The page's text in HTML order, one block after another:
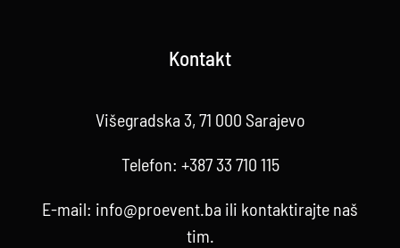
Kontakt
Višegradska 3, 71 000 Sarajevo
Telefon: +387 33 710 115
E-mail: info@proevent.ba ili kontaktirajte naš
tim.